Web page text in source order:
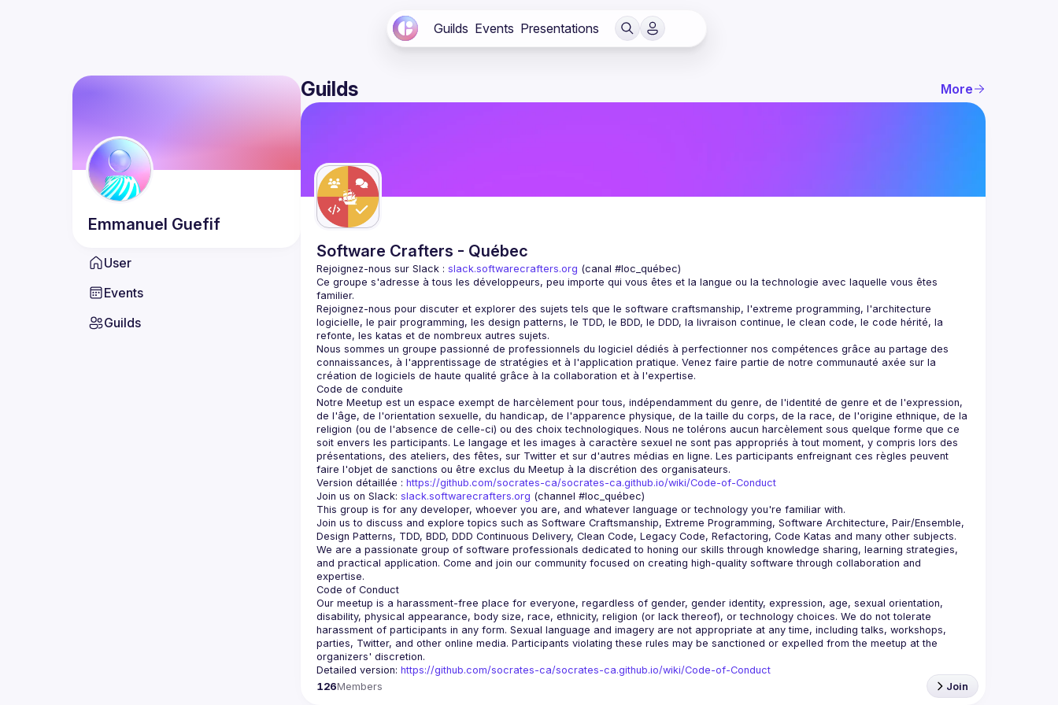
Guilds Events Presentations
Emmanuel Guefif
User
Events
Guilds
Guilds More
Software Crafters - Québec
Rejoignez-nous sur Slack : slack.softwarecrafters.org (canal #loc_québec)
Ce groupe s'adresse à tous les développeurs, peu importe qui vous êtes et la langue ou la technologie avec laquelle vous êtes
Rejoignez-nous pour discuter et explorer des sujets tels que le software craftsmanship, l'extreme programming, l'architecture
logicielle, le pair programming, les design patterns, le TDD, le BDD, le DDD, la livraison continue, le clean code, le code hérité, la
Nous sommes un groupe passionné de professionnels du logiciel dédiés à perfectionner nos compétences grâce au partage des
connaissances, à l'apprentissage de stratégies et à l'application pratique. Venez faire partie de notre communauté axée sur la
Notre Meetup est un espace exempt de harcèlement pour tous, indépendamment du genre, de l'identité de genre et de l'expression,
de l'âge, de l'orientation sexuelle, du handicap, de l'apparence physique, de la taille du corps, de la race, de l'origine ethnique, de la
religion (ou de l'absence de celle-ci) ou des choix technologiques. Nous ne tolérons aucun harcèlement sous quelque forme que ce
soit envers les participants. Le langage et les images à caractère sexuel ne sont pas appropriés à tout moment, y compris lors des
présentations, des ateliers, des fêtes, sur Twitter et sur d'autres médias en ligne. Les participants enfreignant ces règles peuvent
Version détaillée : https://github.com/socrates-ca/socrates-ca.github.io/wiki/Code-of-Conduct
Join us on Slack: slack.softwarecrafters.org (channel #loc_québec)
Join us to discuss and explore topics such as Software Craftsmanship, Extreme Programming, Software Architecture, Pair/Ensemble,
We are a passionate group of software professionals dedicated to honing our skills through knowledge sharing, learning strategies,
and practical application. Come and join our community focused on creating high-quality software through collaboration and
Our meetup is a harassment-free place for everyone, regardless of gender, gender identity, expression, age, sexual orientation,
disability, physical appearance, body size, race, ethnicity, religion (or lack thereof), or technology choices. We do not tolerate
harassment of participants in any form. Sexual language and imagery are not appropriate at any time, including talks, workshops,
parties, Twitter, and other online media. Participants violating these rules may be sanctioned or expelled from the meetup at the
Detailed version: https://github.com/socrates-ca/socrates-ca.github.io/wiki/Code-of-Conduct
126Members Join